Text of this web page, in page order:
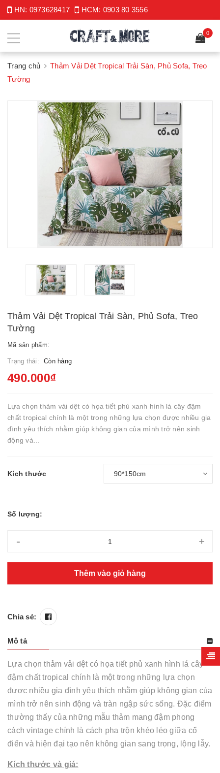
HN: 0973628417 HCM: 0903 80 3556
0
Trang chủ
Thảm Vải Dệt Tropical Trải Sàn, Phủ Sofa, Treo
Tường
Thảm Vải Dệt Tropical Trải Sàn, Phủ Sofa, Treo
Tường
Mã sản phẩm:
Trạng thái: Còn hàng
490.000₫
Lựa chọn thảm vải dệt có họa tiết phủ xanh hình lá cây đậm
chất tropical chính là một trong những lựa chọn được nhiều gia
đình yêu thích nhằm giúp không gian của mình trở nên sinh
động và...
Kích thước
Số lượng:
- +
Thêm vào giỏ hàng
Chia sẻ:
Mô tả
Lựa chọn thảm vải dệt có họa tiết phủ xanh hình lá cây
đậm chất tropical chính là một trong những lựa chọn
được nhiều gia đình yêu thích nhằm giúp không gian của
mình trở nên sinh động và tràn ngập sức sống. Đặc điểm
thường thấy của những mẫu thảm mang đậm phong
cách vintage chính là cách pha trộn khéo léo giữa cổ
điển và hiện đại tạo nên không gian sang trọng, lộng lẫy.
Kích thước và giá: